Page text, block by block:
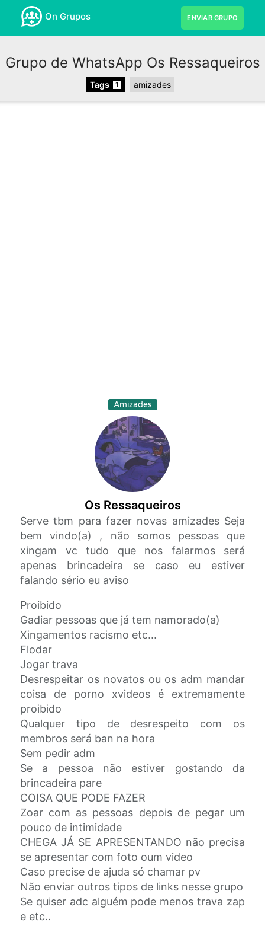
On Grupos ENVIAR GRUPO
Grupo de WhatsApp Os Ressaqueiros
Tags 1 amizades
Amizades
Os Ressaqueiros
Serve tbm para fazer novas amizades Seja
bem vindo(a) , não somos pessoas que
xingam vc tudo que nos falarmos será
apenas brincadeira se caso eu estiver
falando sério eu aviso
Proibido
Gadiar pessoas que já tem namorado(a)
Xingamentos racismo etc...
Flodar
Jogar trava
Desrespeitar os novatos ou os adm mandar
coisa de porno xvideos é extremamente
proibido
Qualquer tipo de desrespeito com os
membros será ban na hora
Sem pedir adm
Se a pessoa não estiver gostando da
brincadeira pare
COISA QUE PODE FAZER
Zoar com as pessoas depois de pegar um
pouco de intimidade
CHEGA JÁ SE APRESENTANDO não precisa
se apresentar com foto oum video
Caso precise de ajuda só chamar pv
Não enviar outros tipos de links nesse grupo
Se quiser adc alguém pode menos trava zap
e etc..